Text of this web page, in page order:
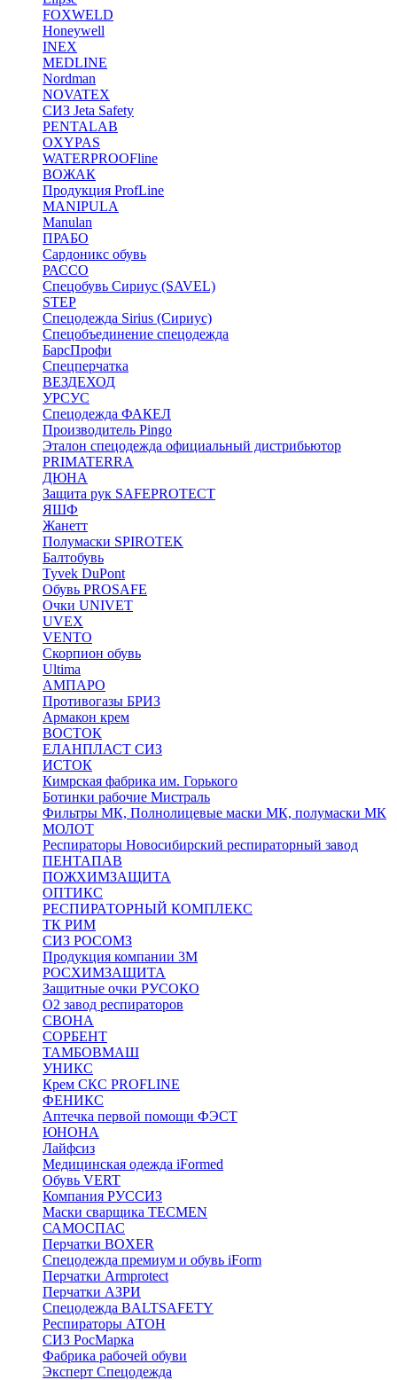
FOXWELD
Honeywell
INEX
MEDLINE
Nordman
NOVATEX
СИЗ Jeta Safety
PENTALAB
OXYPAS
WATERPROOFline
ВОЖАК
Продукция ProfLine
MANIPULA
Manulan
ПРАБО
Сардоникс обувь
РАССО
Спецобувь Сириус (SAVEL)
STEP
Спецодежда Sirius (Сириус)
Спецобъединение спецодежда
БарсПрофи
Спецперчатка
ВЕЗДЕХОД
УРСУС
Спецодежда ФАКЕЛ
Производитель Pingo
Эталон спецодежда официальный дистрибьютор
PRIMATERRA
ДЮНА
Защита рук SAFEPROTECT
ЯШФ
Жанетт
Полумаски SPIROTEK
Балтобувь
Tyvek DuPont
Обувь PROSAFE
Очки UNIVET
UVEX
VENTO
Скорпион обувь
Ultima
АМПАРО
Противогазы БРИЗ
Армакон крем
ВОСТОК
ЕЛАНПЛАСТ СИЗ
ИСТОК
Кимрская фабрика им. Горького
Ботинки рабочие Мистраль
Фильтры МК, Полнолицевые маски МК, полумаски МК
МОЛОТ
Респираторы Новосибирский респираторный завод
ПЕНТАПАВ
ПОЖХИМЗАЩИТА
ОПТИКС
РЕСПИРАТОРНЫЙ КОМПЛЕКС
ТК РИМ
СИЗ РОСОМЗ
Продукция компании 3M
РОСХИМЗАЩИТА
Защитные очки РУСОКО
О2 завод респираторов
СВОНА
СОРБЕНТ
ТАМБОВМАШ
УНИКС
Крем СКС PROFLINE
ФЕНИКС
Аптечка первой помощи ФЭСТ
ЮНОНА
Лайфсиз
Медицинская одежда iFormed
Обувь VERT
Компания РУССИЗ
Маски сварщика TECMEN
САМОСПАС
Перчатки BOXER
Спецодежда премиум и обувь iForm
Перчатки Armprotect
Перчатки АЗРИ
Спецодежда BALTSAFETY
Респираторы АТОН
СИЗ РосМарка
Фабрика рабочей обуви
Эксперт Спецодежда